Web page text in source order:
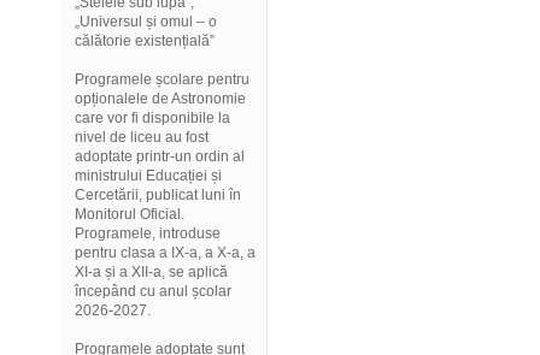
„Universul și omul – o
călătorie existențială”
Programele școlare pentru
opționalele de Astronomie
care vor fi disponibile la
nivel de liceu au fost
adoptate printr-un ordin al
ministrului Educației și
Cercetării, publicat luni în
Monitorul Oficial.
Programele, introduse
pentru clasa a IX-a, a X-a, a
XI-a și a XII-a, se aplică
începând cu anul școlar
2026-2027.
Programele adoptate sunt